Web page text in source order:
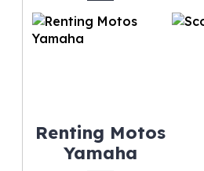
Renting Motos
Yamaha